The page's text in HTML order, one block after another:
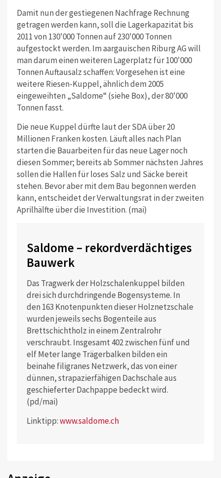
Damit nun der gestiegenen Nachfrage Rechnung
getragen werden kann, soll die Lagerkapazität bis
2011 von 130'000 Tonnen auf 230'000 Tonnen
aufgestockt werden. Im aargauischen Riburg AG will
man darum einen weiteren Lagerplatz für 100'000
Tonnen Auftausalz schaffen: Vorgesehen ist eine
weitere Riesen-Kuppel, ähnlich dem 2005
eingeweihten „Saldome“ (siehe Box), der 80'000
Tonnen fasst.
Die neue Kuppel dürfte laut der SDA über 20
Millionen Franken kosten. Läuft alles nach Plan
starten die Bauarbeiten für das neue Lager noch
diesen Sommer; bereits ab Sommer nächsten Jahres
sollen die Hallen für loses Salz und Säcke bereit
stehen. Bevor aber mit dem Bau begonnen werden
kann, entscheidet der Verwaltungsrat in der zweiten
Aprilhälfte über die Investition. (mai)
Saldome – rekordverdächtiges
Bauwerk
Das Tragwerk der Holzschalenkuppel bilden
drei sich durchdringende Bogensysteme. In
den 163 Knotenpunkten dieser Holznetzschale
wurden jeweils sechs Bogenteile aus
Brettschichtholz in einem Zentralrohr
verschraubt. Insgesamt 402 zwischen fünf und
elf Meter lange Trägerbalken bilden ein
beinahe filigranes Netzwerk, das von einer
dünnen, strapazierfähigen Dachschale aus
geschieferter Dachpappe bedeckt wird.
(pd/mai)
Linktipp:www.saldome.ch